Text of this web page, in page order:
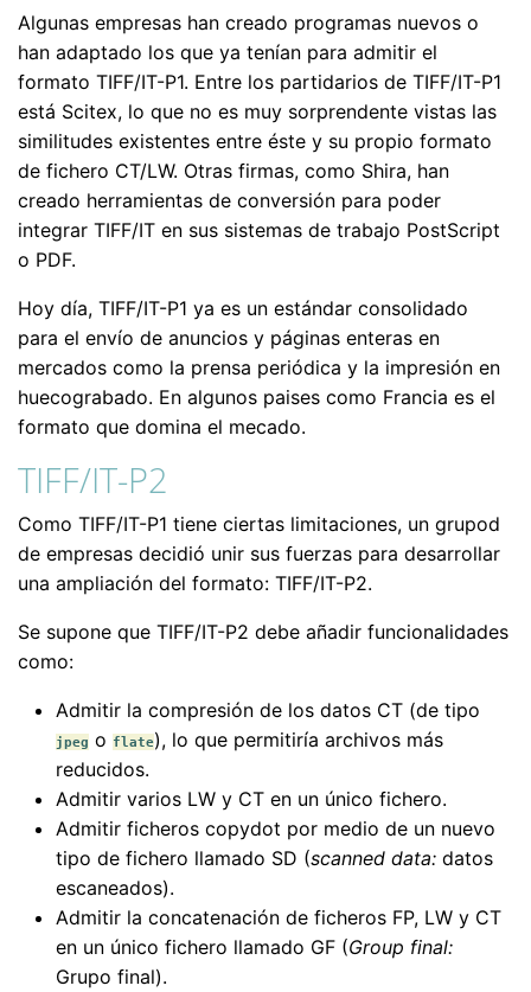
Algunas empresas han creado programas nuevos o
han adaptado los que ya tenían para admitir el
formato TIFF/IT-P1. Entre los partidarios de TIFF/IT-P1
está Scitex, lo que no es muy sorprendente vistas las
similitudes existentes entre éste y su propio formato
de fichero CT/LW. Otras firmas, como Shira, han
creado herramientas de conversión para poder
integrar TIFF/IT en sus sistemas de trabajo PostScript
o PDF.
Hoy día, TIFF/IT-P1 ya es un estándar consolidado
para el envío de anuncios y páginas enteras en
mercados como la prensa periódica y la impresión en
huecograbado. En algunos paises como Francia es el
formato que domina el mecado.
TIFF/IT-P2
Como TIFF/IT-P1 tiene ciertas limitaciones, un grupod
de empresas decidió unir sus fuerzas para desarrollar
una ampliación del formato: TIFF/IT-P2.
Se supone que TIFF/IT-P2 debe añadir funcionalidades
como:
Admitir la compresión de los datos CT (de tipo
jpeg o flate), lo que permitiría archivos más
reducidos.
Admitir varios LW y CT en un único fichero.
Admitir ficheros copydot por medio de un nuevo
tipo de fichero llamado SD (scanned data: datos
escaneados).
Admitir la concatenación de ficheros FP, LW y CT
en un único fichero llamado GF (Group final:
Grupo final).